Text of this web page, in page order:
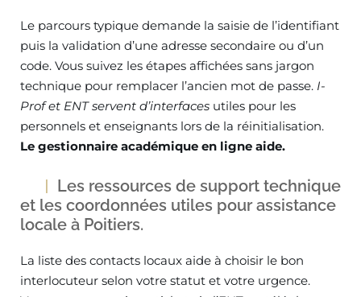
Le parcours typique demande la saisie de l’identifiant
puis la validation d’une adresse secondaire ou d’un
code. Vous suivez les étapes affichées sans jargon
technique pour remplacer l’ancien mot de passe. I-
Prof et ENT servent d’interfaces utiles pour les
personnels et enseignants lors de la réinitialisation.
Le gestionnaire académique en ligne aide.
Les ressources de support technique
et les coordonnées utiles pour assistance
locale à Poitiers.
La liste des contacts locaux aide à choisir le bon
interlocuteur selon votre statut et votre urgence.